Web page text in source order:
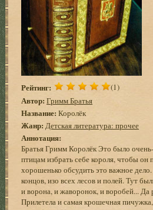
Рейтинг: (1)
Автор: Гримм Братья
Название: Королёк
Жанр: Детская литература: прочее
Аннотация:
Братья Гримм Королёк Это было
птицам избрать себе короля, чтобы
хорошенько обсудить это важное
концов, изо всех лесов и полей. Тут
и ворона, и жаворонок, и воробей... Да
Прилетела и самая крошечная